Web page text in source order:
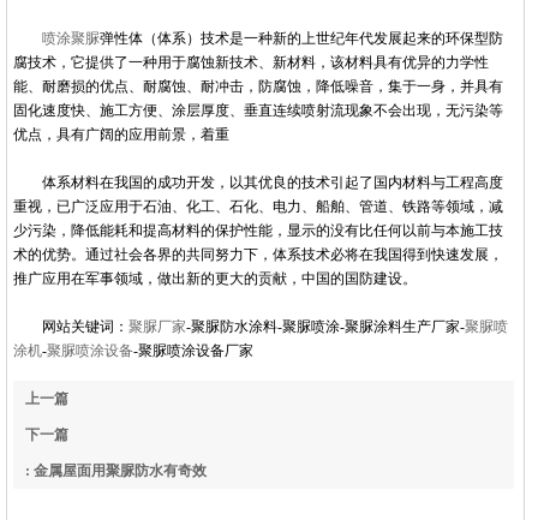
喷涂聚脲弹性体（体系）技术是一种新的上世纪年代发展起来的环保型防
腐技术，它提供了一种用于腐蚀新技术、新材料，该材料具有优异的力学性
能、耐磨损的优点、耐腐蚀、耐冲击，防腐蚀，降低噪音，集于一身，并具有
固化速度快、施工方便、涂层厚度、垂直连续喷射流现象不会出现，无污染等
优点，具有广阔的应用前景，着重
体系材料在我国的成功开发，以其优良的技术引起了国内材料与工程高度
重视，已广泛应用于石油、化工、石化、电力、船舶、管道、铁路等领域，减
少污染，降低能耗和提高材料的保护性能，显示的没有比任何以前与本施工技
术的优势。通过社会各界的共同努力下，体系技术必将在我国得到快速发展，
推广应用在军事领域，做出新的更大的贡献，中国的国防建设。
网站关键词： 聚脲厂家-聚脲防水涂料-聚脲喷涂-聚脲涂料生产厂家-聚脲喷
涂机-聚脲喷涂设备-聚脲喷涂设备厂家
上一篇
: 聚脲防水性质的检测方法
下一篇
: 金属屋面用聚脲防水有奇效